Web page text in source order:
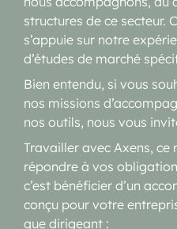
structures de ce secteur.
s’appuie sur notre
d’études de marché
Bien entendu, si vous
nos missions
nos outils, nous vous
Travailler avec Axens, ce
répondre à vos
c’est bénéficier d’un
conçu pour votre
que dirigeant :